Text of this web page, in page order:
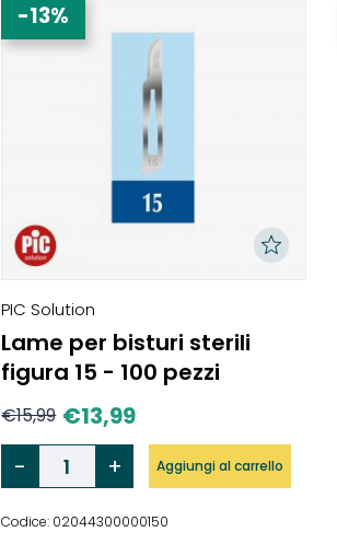
-13%
PIC Solution
Lame per bisturi sterili
figura 15 - 100 pezzi
€15,99 €13,99
Aggiungi al carrello
Codice: 02044300000150